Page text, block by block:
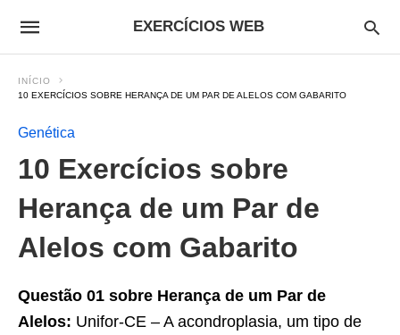
EXERCÍCIOS WEB
INÍCIO
10 EXERCÍCIOS SOBRE HERANÇA DE UM PAR DE ALELOS COM GABARITO
Genética
10 Exercícios sobre
Herança de um Par de
Alelos com Gabarito
Questão 01 sobre Herança de um Par de
Alelos: Unifor-CE – A acondroplasia, um tipo de